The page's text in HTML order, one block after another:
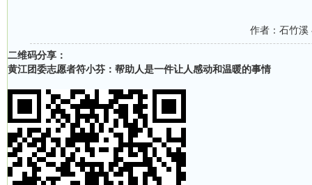
作者：石竹
二维码分享：
黄江团委志愿者符小芬：帮助人是一件让人感动和温暖的事情